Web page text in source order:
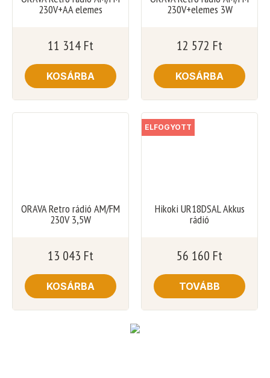
230V+AA elemes
11 314 Ft
KOSÁRBA
230V+elemes 3W
12 572 Ft
KOSÁRBA
ORAVA Retro rádió AM/FM
230V 3,5W
13 043 Ft
KOSÁRBA
ELFOGYOTT
Hikoki UR18DSAL Akkus
rádió
56 160 Ft
TOVÁBB